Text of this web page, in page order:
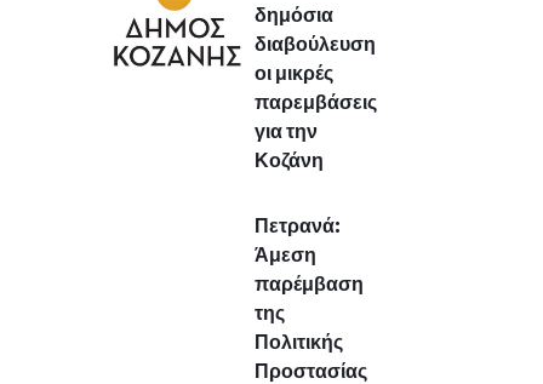
δημόσια
διαβούλευση
οι μικρές
παρεμβάσεις
για την
Κοζάνη
Πετρανά:
Άμεση
παρέμβαση
της
Πολιτικής
Προστασίας